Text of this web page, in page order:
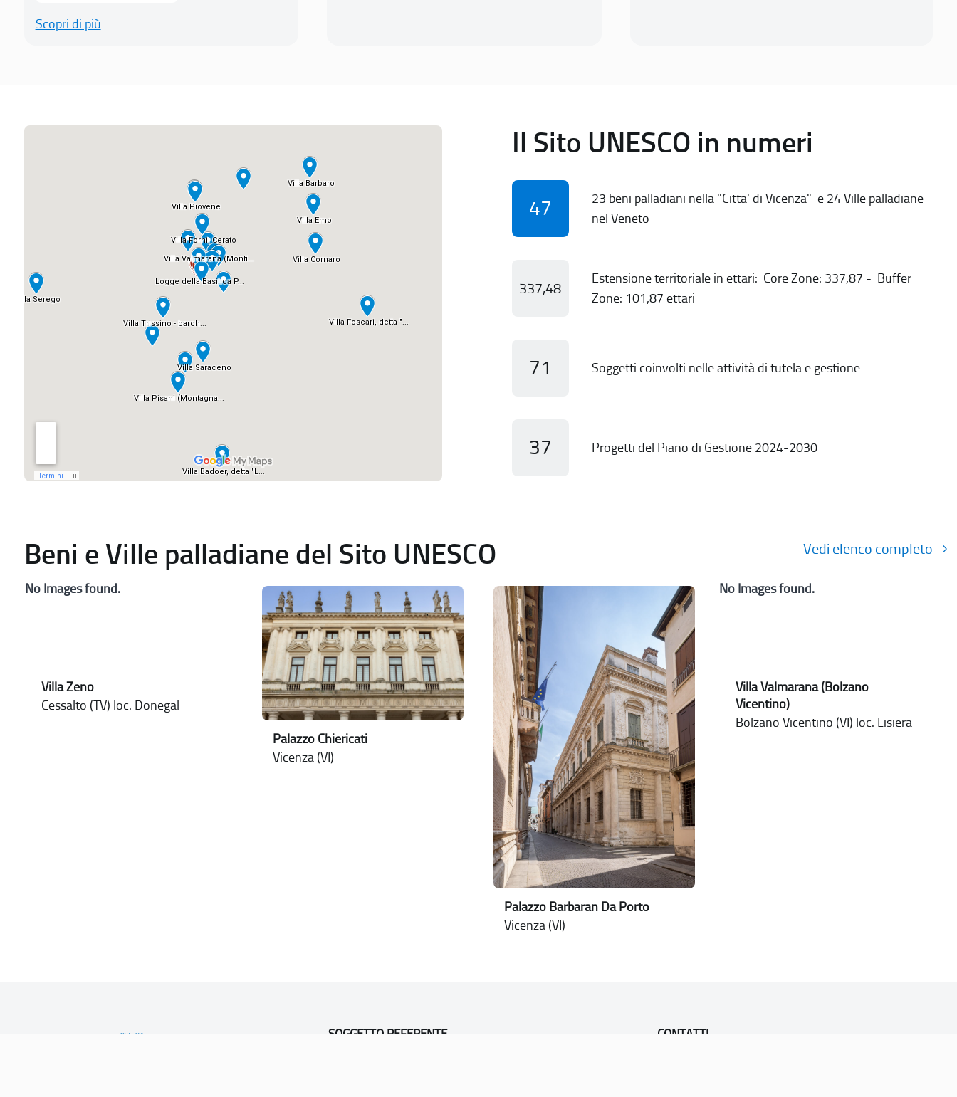
Scopri di più
Il Sito UNESCO in numeri
47
23 beni palladiani nella "Citta' di Vicenza" e 24 Ville palladiane
nel Veneto
337,48
Estensione territoriale in ettari: Core Zone: 337,87 - Buffer
Zone: 101,87 ettari
71 Soggetti coinvolti nelle attività di tutela e gestione
37 Progetti del Piano di Gestione 2024-2030
Beni e Ville palladiane del Sito UNESCO Vedi elenco completo
No Images found.
Villa Zeno
Cessalto (TV) loc. Donegal
Palazzo Chiericati
Vicenza (VI)
Palazzo Barbaran Da Porto
Vicenza (VI)
No Images found.
Villa Valmarana (Bolzano
Vicentino)
Bolzano Vicentino (VI) loc. Lisiera
SOGGETTO REFERENTE CONTATTI